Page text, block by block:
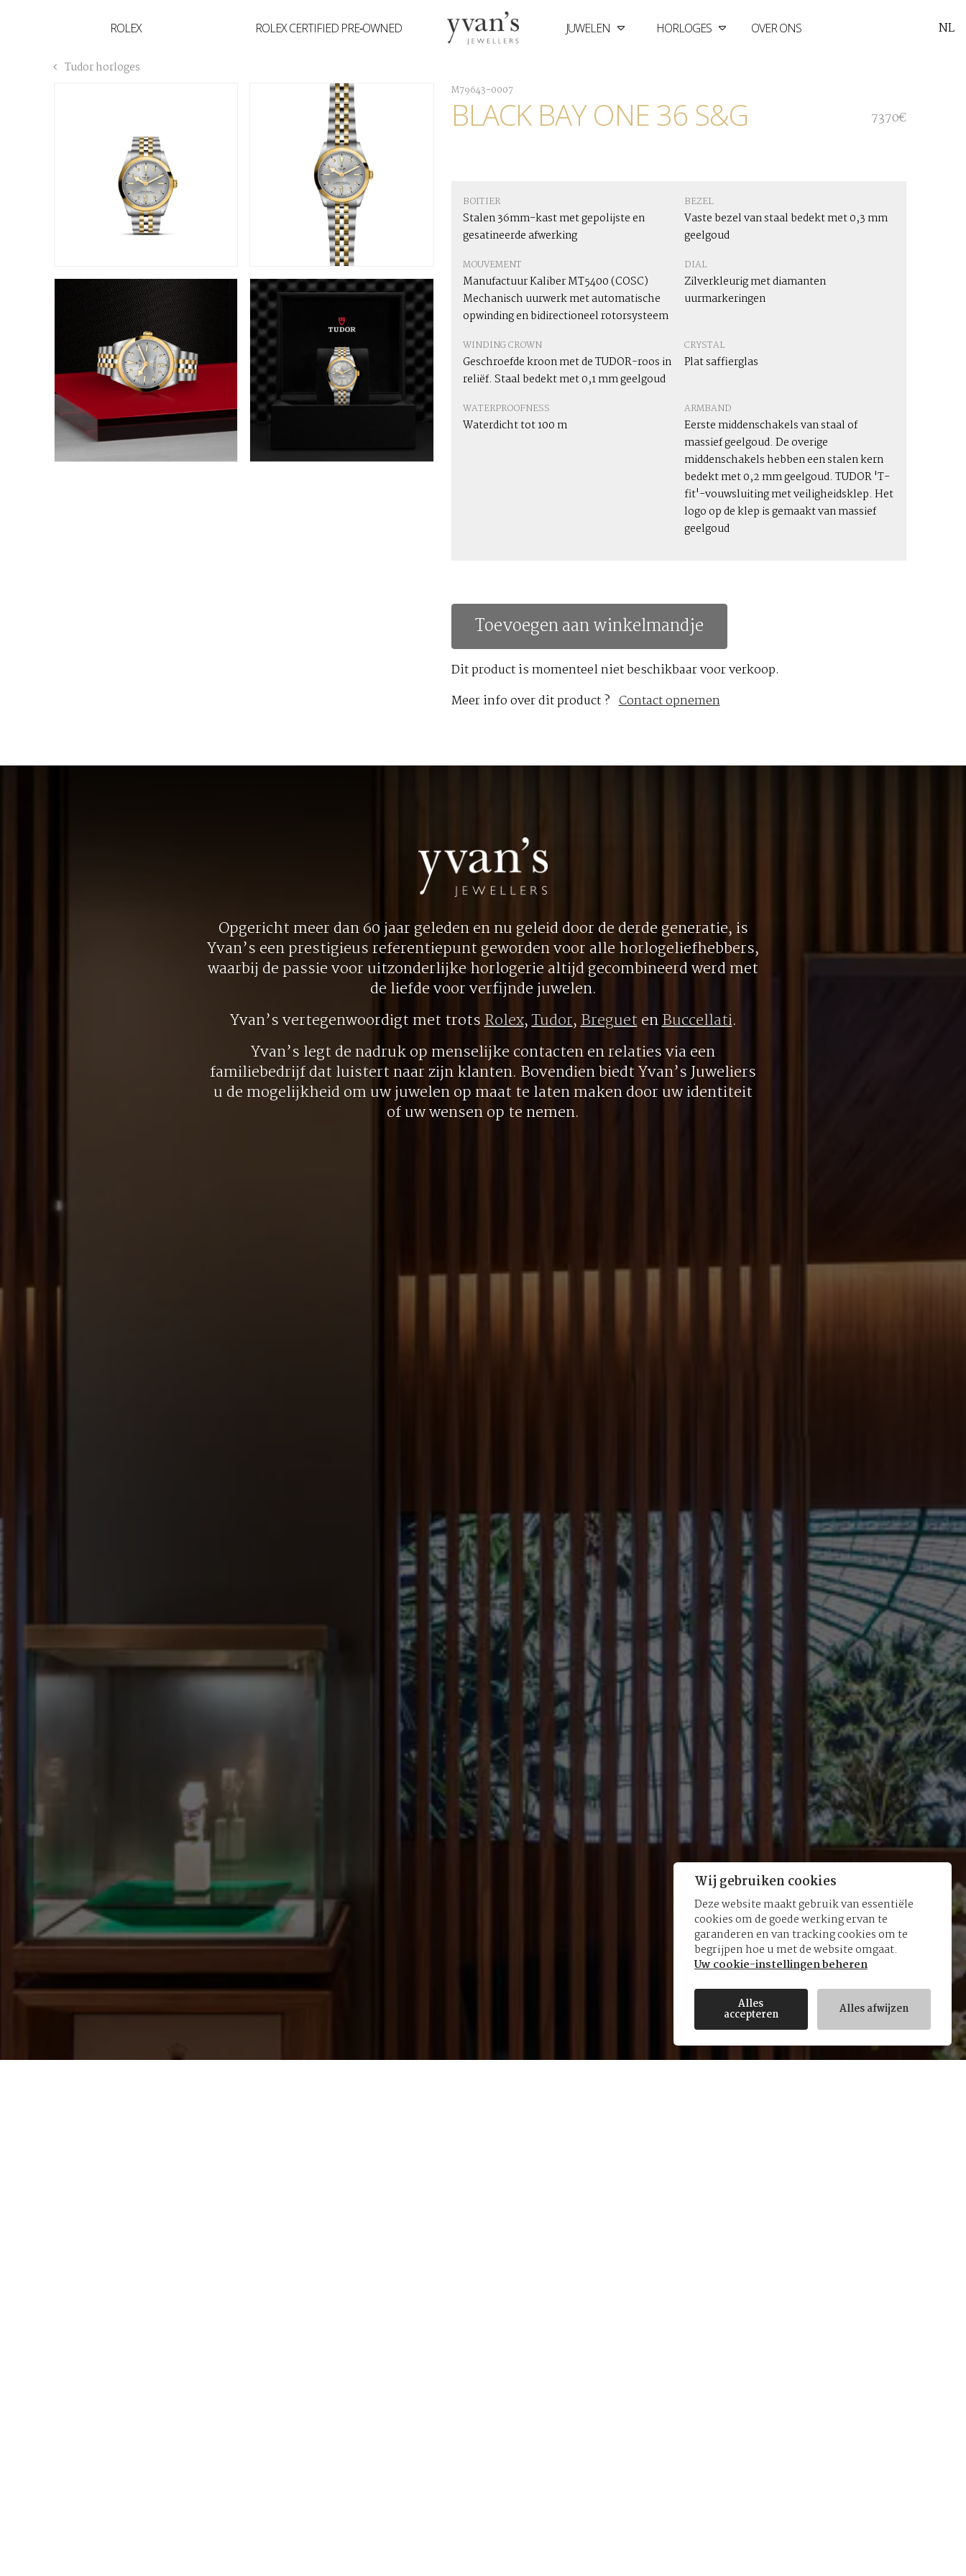
ROLEX ROLEX CERTIFIED PRE‑OWNED JUWELEN HORLOGES OVER ONS NL
Tudor horloges
M79643-0007
BLACK BAY ONE 36 S&G 7370€
BOITIER
Stalen 36mm-kast met gepolijste en
gesatineerde afwerking
BEZEL
Vaste bezel van staal bedekt met 0,3 mm
geelgoud
MOUVEMENT
Manufactuur Kaliber MT5400 (COSC)
Mechanisch uurwerk met automatische
opwinding en bidirectioneel rotorsysteem
DIAL
Zilverkleurig met diamanten
uurmarkeringen
WINDING CROWN
Geschroefde kroon met de TUDOR-roos in
reliëf. Staal bedekt met 0,1 mm geelgoud
CRYSTAL
Plat saffierglas
WATERPROOFNESS
Waterdicht tot 100 m
ARMBAND
Eerste middenschakels van staal of
massief geelgoud. De overige
middenschakels hebben een stalen kern
bedekt met 0,2 mm geelgoud. TUDOR 'T-
fit'-vouwsluiting met veiligheidsklep. Het
logo op de klep is gemaakt van massief
geelgoud
Toevoegen aan winkelmandje
Dit product is momenteel niet beschikbaar voor verkoop.
Meer info over dit product ? Contact opnemen
Opgericht meer dan 60 jaar geleden en nu geleid door de derde generatie, is
Yvan’s een prestigieus referentiepunt geworden voor alle horlogeliefhebbers,
waarbij de passie voor uitzonderlijke horlogerie altijd gecombineerd werd met
de liefde voor verfijnde juwelen.
Yvan’s vertegenwoordigt met trotsRolex,Tudor,BreguetenBuccellati.
Yvan’s legt de nadruk op menselijke contacten en relaties via een
familiebedrijf dat luistert naar zijn klanten. Bovendien biedt Yvan’s Juweliers
u de mogelijkheid om uw juwelen op maat te laten maken door uw identiteit
of uw wensen op te nemen.
Wij gebruiken cookies
Deze website maakt gebruik van essentiële
cookies om de goede werking ervan te
garanderen en van tracking cookies om te
begrijpen hoe u met de website omgaat.
Uw cookie-instellingen beheren
Alles
accepteren Alles afwijzen